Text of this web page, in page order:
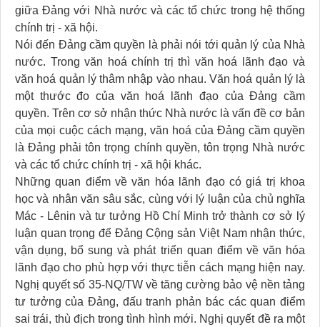
giữa Đảng với Nhà nước và các tổ chức trong hệ thống
chính trị - xã hội.
Nói đến Đảng cầm quyền là phải nói tới quản lý của Nhà
nước. Trong văn hoá chính trị thì văn hoá lãnh đạo và
văn hoá quản lý thâm nhập vào nhau. Văn hoá quản lý là
một thước đo của văn hoá lãnh đạo của Đảng cầm
quyền. Trên cơ sở nhận thức Nhà nước là vấn đề cơ bản
của mọi cuộc cách mạng, văn hoá của Đảng cầm quyền
là Đảng phải tôn trọng chính quyền, tôn trọng Nhà nước
và các tổ chức chính trị - xã hội khác.
Những quan điểm về văn hóa lãnh đạo có giá trị khoa
học và nhân văn sâu sắc, cùng với lý luận của chủ nghĩa
Mác - Lênin và tư tưởng Hồ Chí Minh trở thành cơ sở lý
luận quan trọng để Đảng Cộng sản Việt Nam nhận thức,
vận dụng, bổ sung và phát triển quan điểm về văn hóa
lãnh đạo cho phù hợp với thực tiễn cách mạng hiện nay.
Nghị quyết số 35-NQ/TW về tăng cường bảo vệ nền tảng
tư tưởng của Đảng, đấu tranh phản bác các quan điểm
sai trái, thù địch trong tình hình mới. Nghị quyết đề ra một